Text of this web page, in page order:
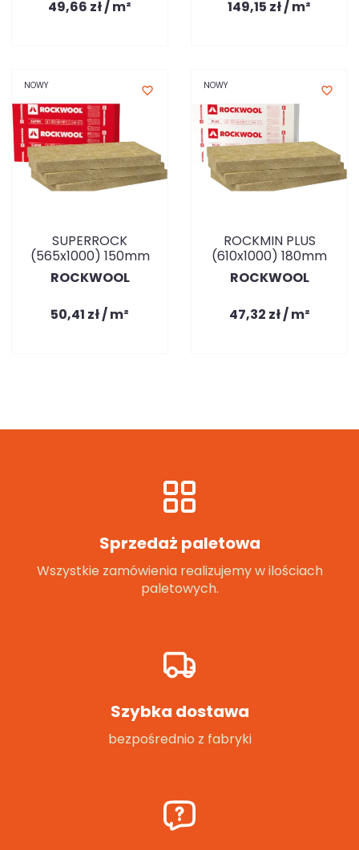
49,66 zł / m² 149,15 zł / m²
NOWY favorite_border
SUPERROCK
(565x1000) 150mm
ROCKWOOL
50,41 zł / m²
NOWY favorite_border
ROCKMIN PLUS
(610x1000) 180mm
ROCKWOOL
47,32 zł / m²
Sprzedaż paletowa
Wszystkie zamówienia realizujemy w ilościach
paletowych.
Szybka dostawa
bezpośrednio z fabryki